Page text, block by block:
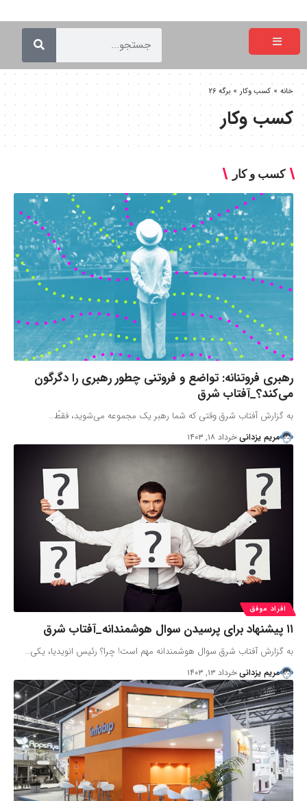
خانه » کسب وکار » برگه 26
کسب وکار
کسب و کار
رهبری فروتنانه: تواضع و فروتنی چطور رهبری را دگرگون
می‌کند؟_آفتاب شرق
به گزارش آفتاب شرق وقتی که شما رهبر یک مجموعه می‌‌شوید، فقطً…
مریم یزدانی خرداد ۱۸, ۱۴۰۳
افراد موفق
۱۱ پیشنهاد برای پرسیدن سوال هوشمندانه_آفتاب شرق
به گزارش آفتاب شرق سوال هوشمندانه مهم است! چرا؟ رئیس انویدیا، یکی…
مریم یزدانی خرداد ۱۳, ۱۴۰۳